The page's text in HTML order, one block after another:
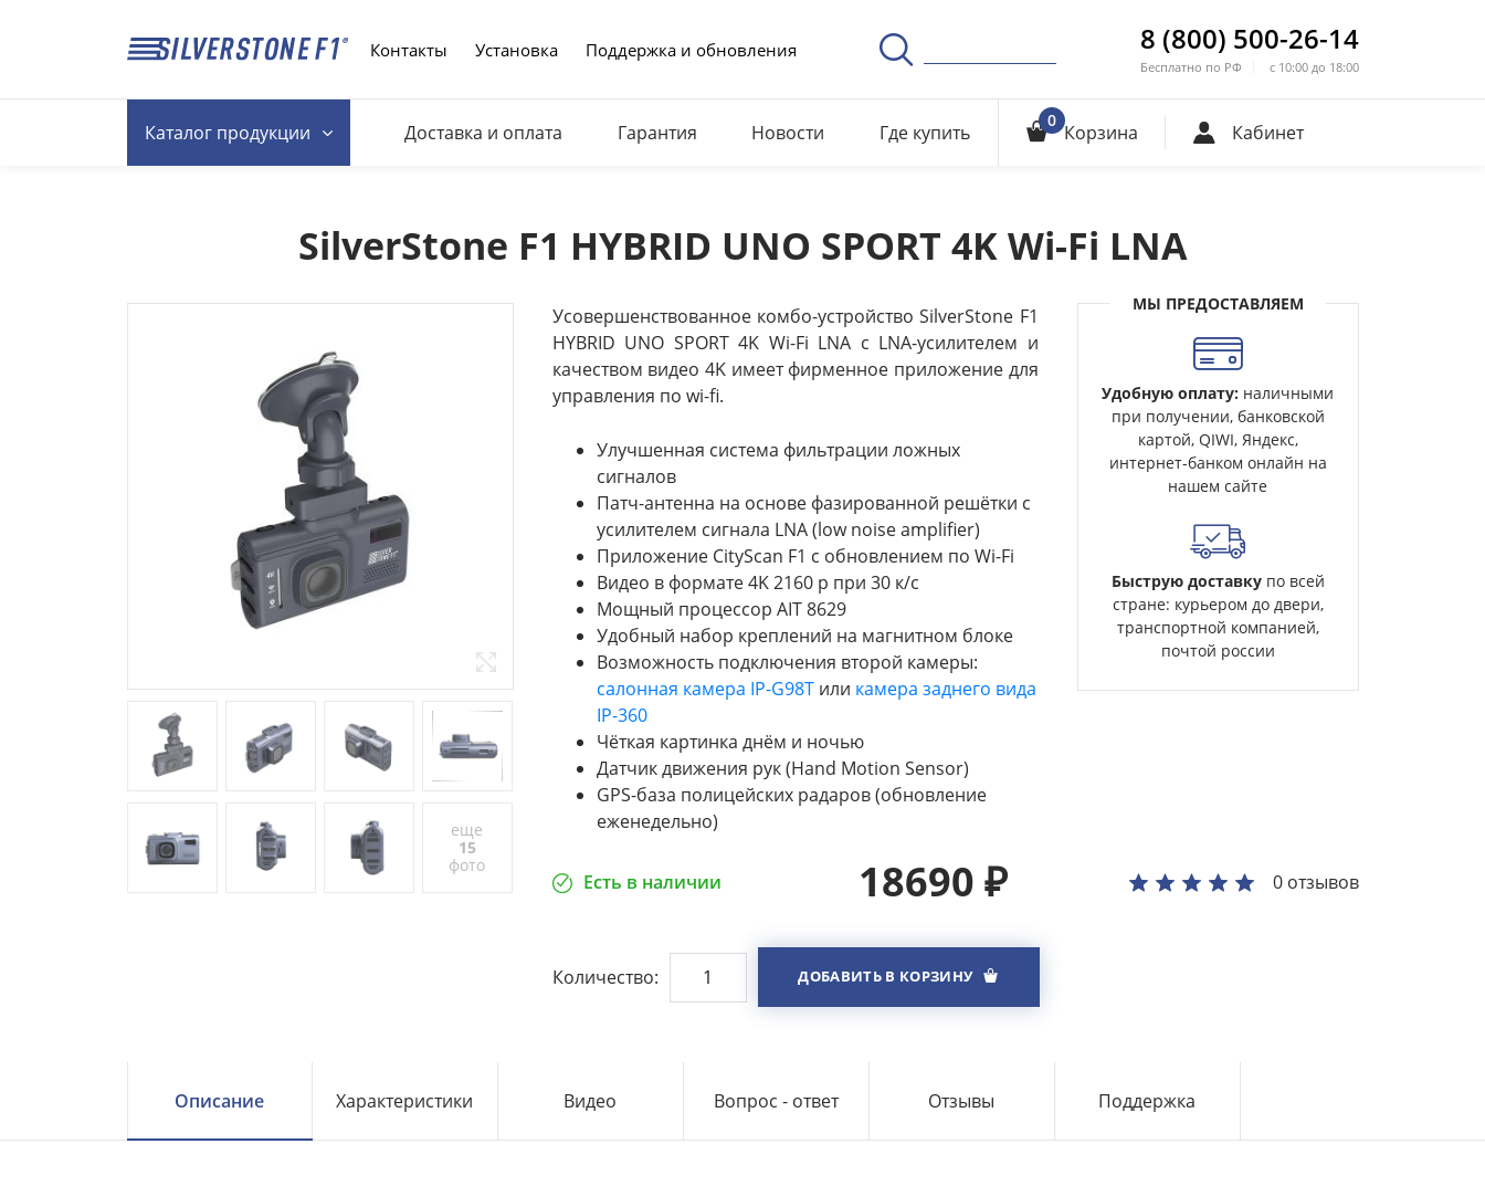
Контакты Установка Поддержка и обновления 8 (800) 500-26-14
Бесплатно по РФ с 10:00 до 18:00
Каталогпродукции Доставка и оплата Гарантия Новости Где купить 0 Корзина Кабинет
SilverStone F1 HYBRID UNO SPORT 4K Wi-Fi LNA
еще
15
фото
Усовершенствованное комбо-устройство SilverStone F1
HYBRID UNO SPORT 4K Wi-Fi LNA с LNA-усилителем и
качеством видео 4K имеет фирменное приложение для
управления по wi-fi.
Улучшенная система фильтрации ложных
сигналов
Патч-антенна на основе фазированной решётки с
усилителем сигнала LNA (low noise amplifier)
Приложение СityScan F1 с обновлением по Wi-Fi
Видео в формате 4K 2160 р при 30 к/с
Мощный процессор AIT 8629
Удобный набор креплений на магнитном блоке
Возможность подключения второй камеры:
салонная камера IP-G98Tили камера заднего вида
IP-360
Чёткая картинка днём и ночью
Датчик движения рук (Hand Motion Sensor)
GPS-база полицейских радаров (обновление
еженедельно)
Есть в наличии 18690 ₽ 0 отзывов
Количество: ДОБАВИТЬ В КОРЗИНУ
МЫ ПРЕДОСТАВЛЯЕМ
Удобную оплату: наличными
при получении, банковской
картой, QIWI, Яндекс,
интернет-банком онлайн на
нашем сайте
Быструю доставкупо всей
стране: курьером до двери,
транспортной компанией,
почтой россии
Описание Характеристики Видео Вопрос - ответ Отзывы Поддержка